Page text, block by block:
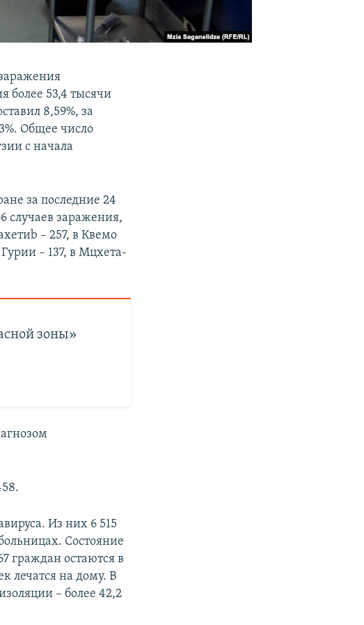
более 53,4 тысячи
8,59%, за
Общее число
с начала
за последние 24
случаев заражения,
– 257, в Квемо
– 137, в Мцхета-
зоны»
Из них 6 515
Состояние
граждан остаются в
лечатся на дому. В
– более 42,2